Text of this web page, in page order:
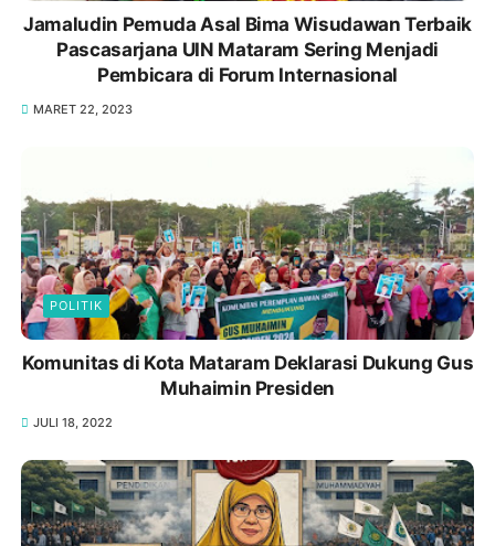
Jamaludin Pemuda Asal Bima Wisudawan Terbaik
Pascasarjana UIN Mataram Sering Menjadi
Pembicara di Forum Internasional
MARET 22, 2023
POLITIK
Komunitas di Kota Mataram Deklarasi Dukung Gus
Muhaimin Presiden
JULI 18, 2022